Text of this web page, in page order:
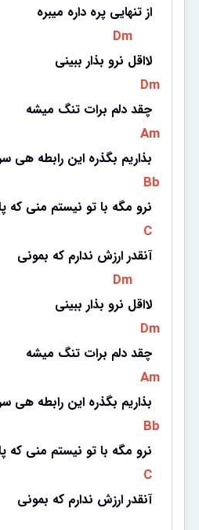
از تنهایی پره داره میبره
Dm
لااقل نرو بذار ببینی
Dm
چقد دلم برات تنگ میشه
Am
بذاریم بگذره این رابطه هی
Bb
نرو مگه با تو نیستم منی که
C
آنقدر ارزش ندارم که بمونی
Dm
لااقل نرو بذار ببینی
Dm
چقد دلم برات تنگ میشه
Am
بذاریم بگذره این رابطه هی
Bb
نرو مگه با تو نیستم منی که
C
آنقدر ارزش ندارم که بمونی